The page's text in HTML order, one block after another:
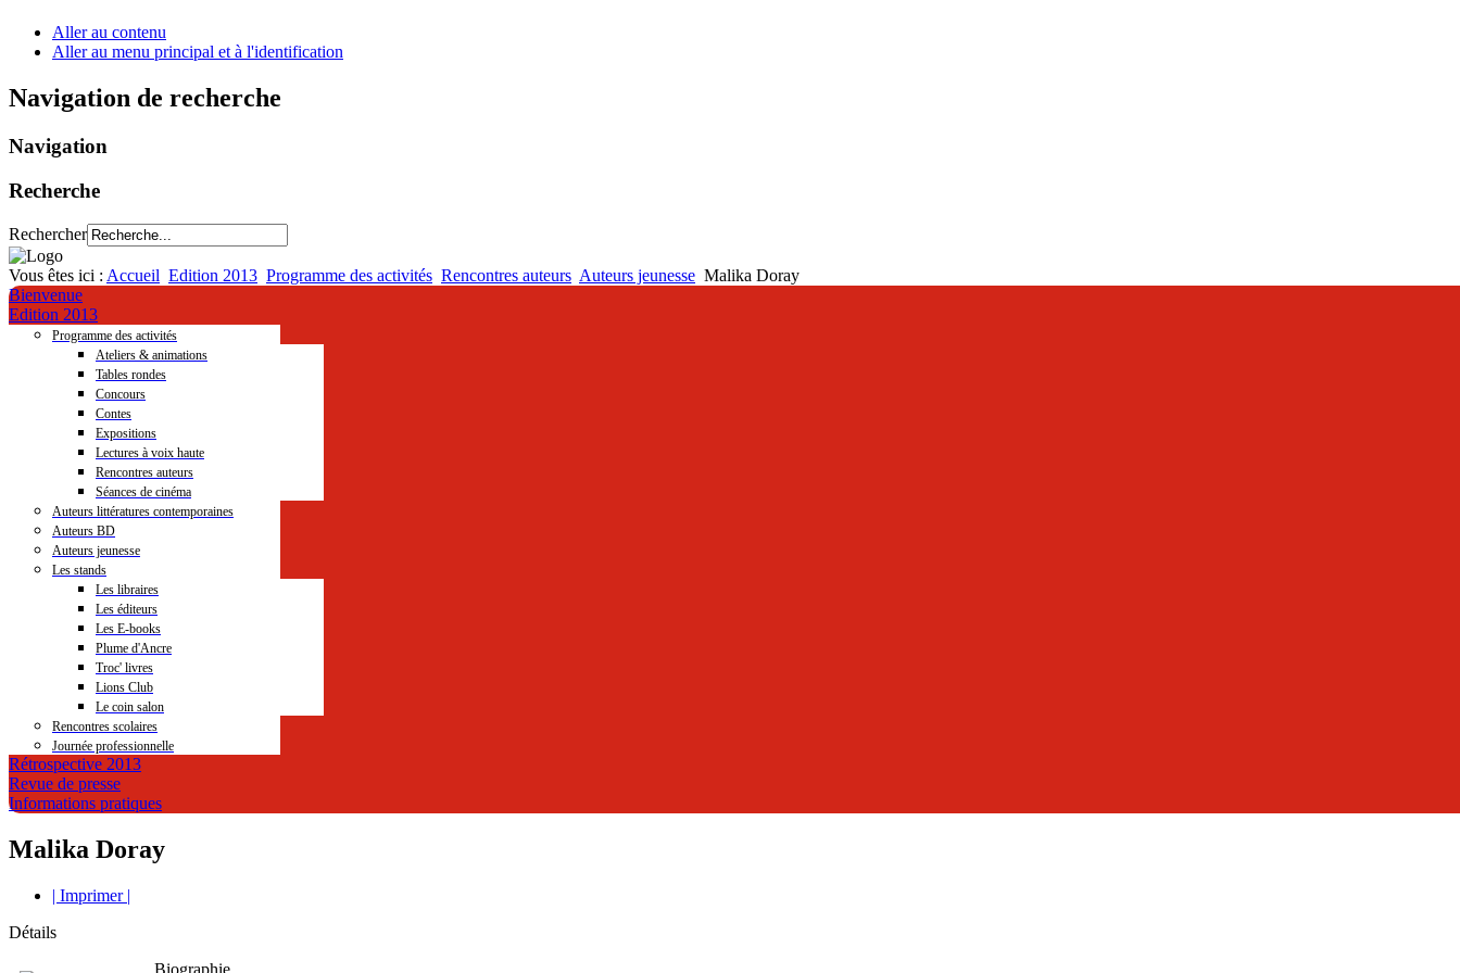
Aller au contenu
Aller au menu principal et à l'identification
Navigation de recherche
Navigation
Recherche
Rechercher
Vous êtes ici : Accueil Edition 2013 Programme des activités Rencontres auteurs Auteurs jeunesse Malika Doray
Bienvenue
Edition 2013
Programme des activités
Ateliers & animations
Tables rondes
Concours
Contes
Expositions
Lectures à voix haute
Rencontres auteurs
Séances de cinéma
Auteurs littératures contemporaines
Auteurs BD
Auteurs jeunesse
Les stands
Les libraires
Les éditeurs
Les E-books
Plume d'Ancre
Troc' livres
Lions Club
Le coin salon
Rencontres scolaires
Journée professionnelle
Rétrospective 2013
Revue de presse
Informations pratiques
Malika Doray
| Imprimer |
Détails
Biographie